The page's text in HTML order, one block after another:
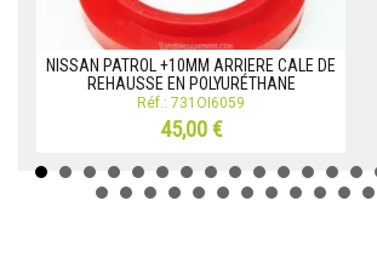
NISSAN PATROL +10MM ARRIERE CALE DE
REHAUSSE EN POLYURÉTHANE
Réf.: 731OI6059
45,00 €